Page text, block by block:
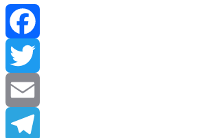
Facebook
Twitter
Email